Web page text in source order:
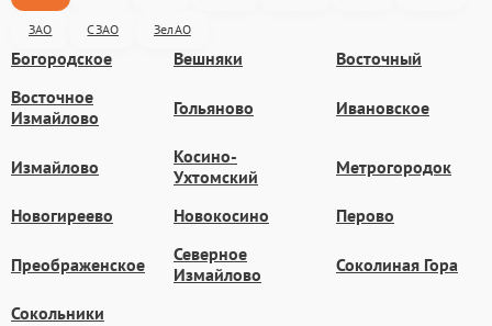
ЗАО СЗАО ЗелАО
Богородское Вешняки
Восточный
Восточное
Измайлово
Гольяново Ивановское
Измайлово
Косино-
Ухтомский
Метрогородок
Новогиреево Новокосино Перово
Преображенское
Северное
Измайлово
Соколиная Гора
Сокольники